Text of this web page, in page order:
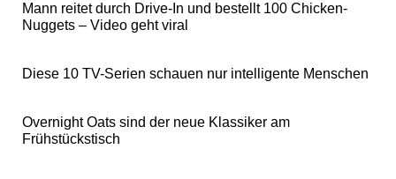
Mann reitet durch Drive-In und bestellt 100 Chicken-
Nuggets – Video geht viral
Diese 10 TV-Serien schauen nur intelligente Menschen
Overnight Oats sind der neue Klassiker am
Frühstückstisch